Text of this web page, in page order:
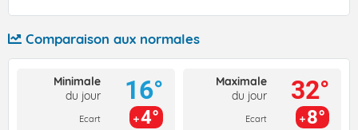
Comparaison aux normales
Minimale
du jour
Ecart
16°
4°
Maximale
du jour
Ecart
32°
8°